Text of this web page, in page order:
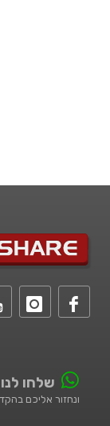
שלחו
ונחזור אליכם